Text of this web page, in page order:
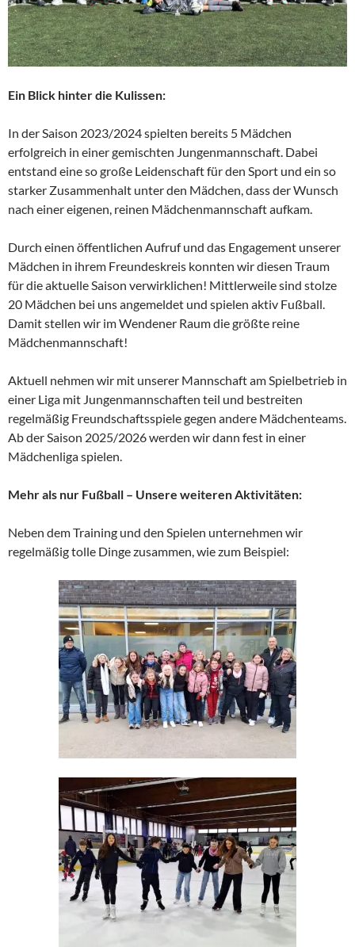
Ein Blick hinter die Kulissen:
In der Saison 2023/2024 spielten bereits 5 Mädchen
erfolgreich in einer gemischten Jungenmannschaft. Dabei
entstand eine so große Leidenschaft für den Sport und ein so
starker Zusammenhalt unter den Mädchen, dass der Wunsch
nach einer eigenen, reinen Mädchenmannschaft aufkam.
Durch einen öffentlichen Aufruf und das Engagement unserer
Mädchen in ihrem Freundeskreis konnten wir diesen Traum
für die aktuelle Saison verwirklichen! Mittlerweile sind stolze
20 Mädchen bei uns angemeldet und spielen aktiv Fußball.
Damit stellen wir im Wendener Raum die größte reine
Mädchenmannschaft!
Aktuell nehmen wir mit unserer Mannschaft am Spielbetrieb in
einer Liga mit Jungenmannschaften teil und bestreiten
regelmäßig Freundschaftsspiele gegen andere Mädchenteams.
Ab der Saison 2025/2026 werden wir dann fest in einer
Mädchenliga spielen.
Mehr als nur Fußball – Unsere weiteren Aktivitäten:
Neben dem Training und den Spielen unternehmen wir
regelmäßig tolle Dinge zusammen, wie zum Beispiel: